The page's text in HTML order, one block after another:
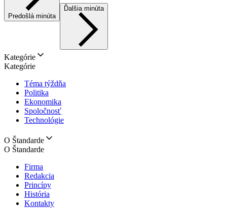
Predošlá minúta
Ďalšia minúta
Kategórie
Kategórie
Téma týždňa
Politika
Ekonomika
Spoločnosť
Technológie
O Štandarde
O Štandarde
Firma
Redakcia
Princípy
História
Kontakty